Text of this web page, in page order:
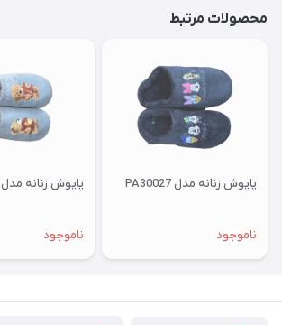
محصولات مرتبط
پاپوش زنانه مدل PA30027
ناموجود
پاپوش زنانه مدل PA30011
ناموجود